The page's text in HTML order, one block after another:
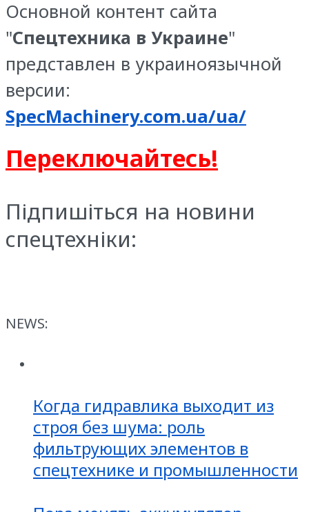
Основной контент сайта
"Спецтехника в Украине"
представлен в украиноязычной
версии:
SpecMachinery.com.ua/ua/
Переключайтесь!
Підпишіться на новини
спецтехніки:
NEWS:
Когда гидравлика выходит из
строя без шума: роль
фильтрующих элементов в
спецтехнике и промышленности